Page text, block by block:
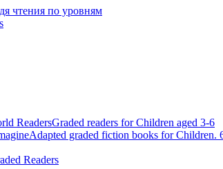
чтения по уровням
ReadersGraded readers for Children aged 3-6
Adapted graded fiction books for Children.
Readers